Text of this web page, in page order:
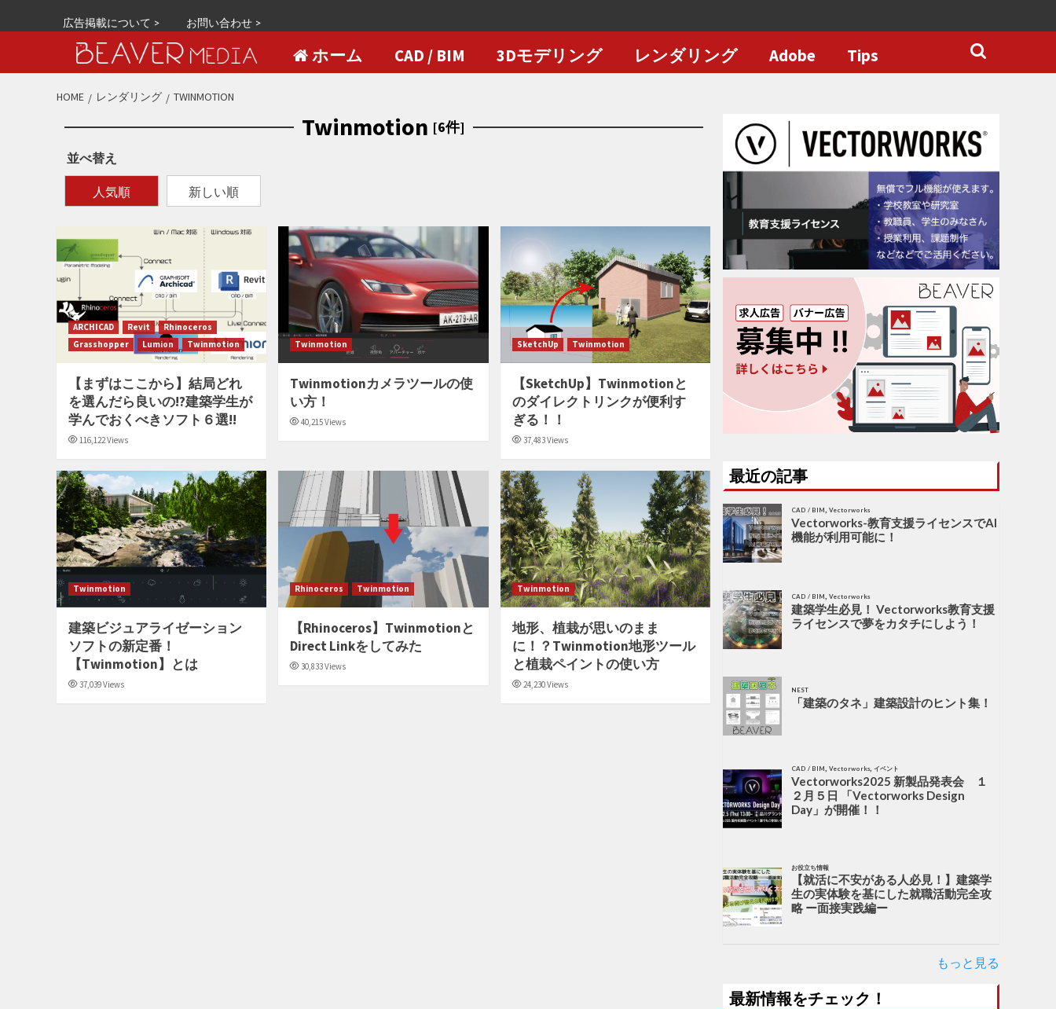
広告掲載について > お問い合わせ >
ホーム CAD / BIM 3Dモデリング レンダリング Adobe Tips
HOME レンダリング TWINMOTION
Twinmotion [6件]
並べ替え
人気順 新しい順
ARCHICAD Revit
Rhinoceros
Grasshopper
Lumion Twinmotion
【まずはここから】結局どれ
を選んだら良いの!?建築学生が
学んでおくべきソフト６選!!
116,122 Views
Twinmotion
Twinmotionカメラツールの使
い方！
40,215 Views
SketchUp Twinmotion
【SketchUp】Twinmotionと
のダイレクトリンクが便利す
ぎる！！
37,483 Views
Twinmotion
建築ビジュアライゼーション
ソフトの新定番！
【Twinmotion】とは
37,039 Views
Rhinoceros Twinmotion
【Rhinoceros】Twinmotionと
Direct Linkをしてみた
30,833 Views
Twinmotion
地形、植栽が思いのまま
に！？Twinmotion地形ツール
と植栽ペイントの使い方
24,230 Views
最近の記事
CAD / BIM ,Vectorworks
Vectorworks-教育支援ライセンスでAI
機能が利用可能に！
CAD / BIM ,Vectorworks
建築学生必見！ Vectorworks教育支援
ライセンスで夢をカタチにしよう！
NEST
「建築のタネ」建築設計のヒント集！
CAD / BIM ,Vectorworks ,イベント
Vectorworks2025 新製品発表会 １
２月５日 「Vectorworks Design
Day」が開催！！
お役立ち情報
【就活に不安がある人必見！】建築学
生の実体験を基にした就職活動完全攻
略 ー面接実践編ー
もっと見る
最新情報をチェック！